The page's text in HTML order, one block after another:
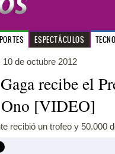
ESPECTÁCULOS
10 de octubre 2012
recibe el
[VIDEO]
recibió un trofeo y 50.000